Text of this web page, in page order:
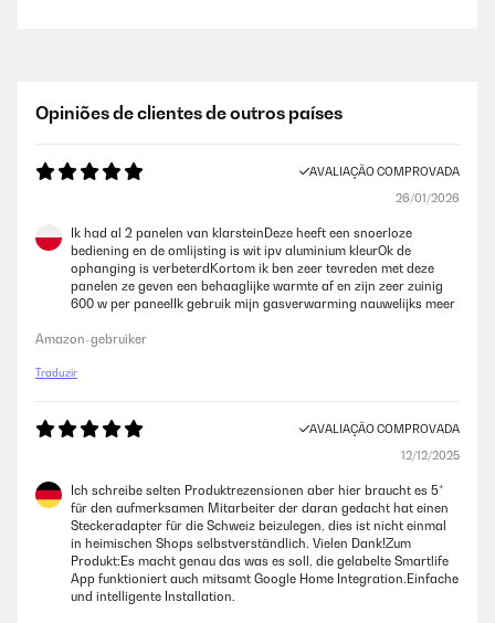
Opiniões de clientes de outros países
AVALIAÇÃO COMPROVADA
26/01/2026
Ik had al 2 panelen van klarsteinDeze heeft een snoerloze
bediening en de omlijsting is wit ipv aluminium kleurOk de
ophanging is verbeterdKortom ik ben zeer tevreden met deze
panelen ze geven een behaaglijke warmte af en zijn zeer zuinig
600 w per paneelIk gebruik mijn gasverwarming nauwelijks meer
Amazon-gebruiker
Traduzir
AVALIAÇÃO COMPROVADA
12/12/2025
Ich schreibe selten Produktrezensionen aber hier braucht es 5*
für den aufmerksamen Mitarbeiter der daran gedacht hat einen
Steckeradapter für die Schweiz beizulegen, dies ist nicht einmal
in heimischen Shops selbstverständlich. Vielen Dank!Zum
Produkt:Es macht genau das was es soll, die gelabelte Smartlife
App funktioniert auch mitsamt Google Home Integration.Einfache
und intelligente Installation.